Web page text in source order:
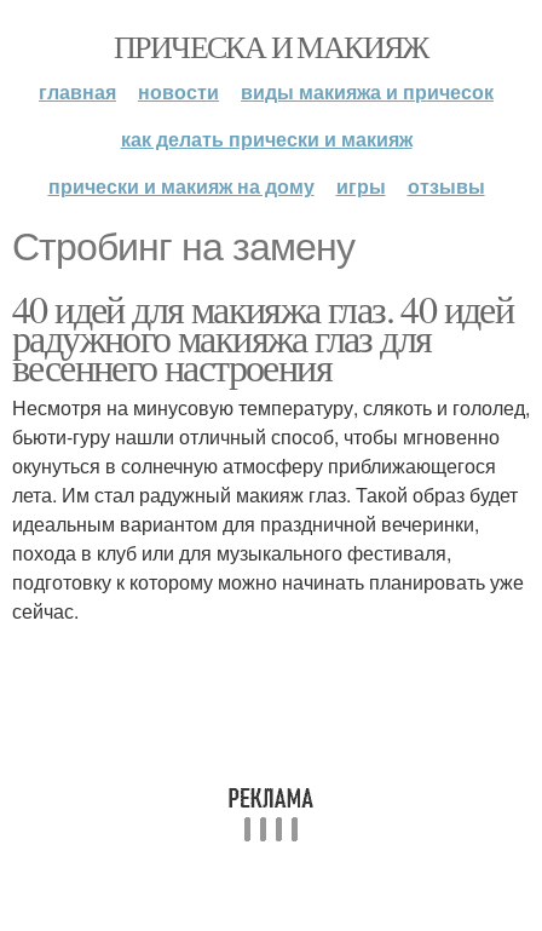
ПРИЧЕСКА И МАКИЯЖ
главная новости
виды макияжа и причесок
как делать прически и макияж
прически и макияж на дому
игры отзывы
Стробинг на замену
40 идей для макияжа глаз. 40 идей
радужного макияжа глаз для
весеннего настроения
Несмотря на минусовую температуру, слякоть и гололед,
бьюти-гуру нашли отличный способ, чтобы мгновенно
окунуться в солнечную атмосферу приближающегося
лета. Им стал радужный макияж глаз. Такой образ будет
идеальным вариантом для праздничной вечеринки,
похода в клуб или для музыкального фестиваля,
подготовку к которому можно начинать планировать уже
сейчас.